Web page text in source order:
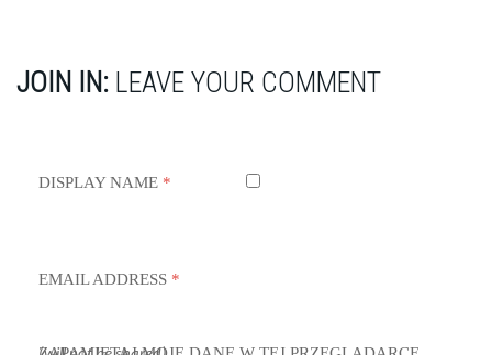
JOIN IN: LEAVE YOUR COMMENT
DISPLAY NAME *
EMAIL ADDRESS *